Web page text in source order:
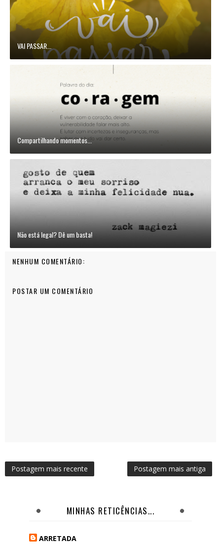
VAI PASSAR...
Compartilhando momentos...
Não está legal? Dê um basta!
NENHUM COMENTÁRIO:
POSTAR UM COMENTÁRIO
Postagem mais recente Postagem mais antiga
MINHAS RETICÊNCIAS...
ARRETADA